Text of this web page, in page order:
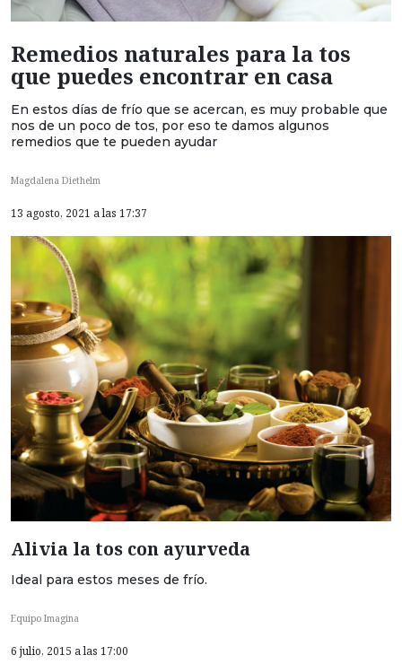
Remedios naturales para la tos
que puedes encontrar en casa
En estos días de frío que se acercan, es muy probable que
nos de un poco de tos, por eso te damos algunos
remedios que te pueden ayudar
Magdalena Diethelm
13 agosto, 2021 a las 17:37
Alivia la tos con ayurveda
Ideal para estos meses de frío.
Equipo Imagina
6 julio, 2015 a las 17:00